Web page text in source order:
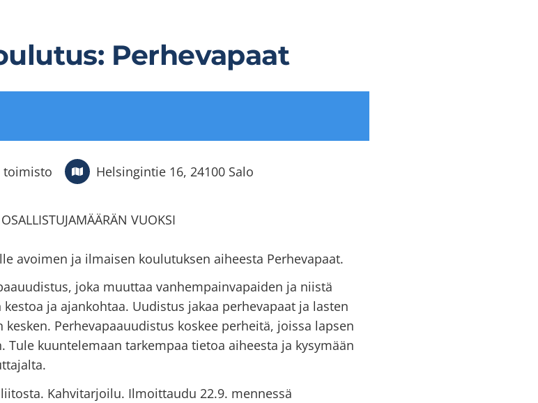
Perhevapaat
toimisto Helsingintie 16, 24100 Salo
VUOKSI
avoimen ja ilmaisen koulutuksen aiheesta Perhevapaat.
joka muuttaa vanhempainvapaiden ja niistä
ja ajankohtaa. Uudistus jakaa perhevapaat ja lasten
Perhevapaauudistus koskee perheitä, joissa lapsen
Tule kuuntelemaan tarkempaa tietoa aiheesta ja kysymään
Kahvitarjoilu. Ilmoittaudu 22.9. mennessä